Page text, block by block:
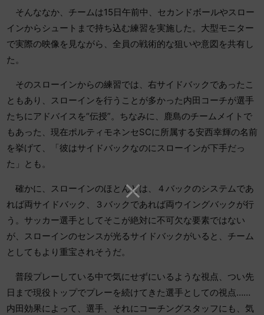
そんななか、チームは15日午前中、セカンドボールやスロー
インからシュートまで持ち込む練習を実施した。大型モニター
で実際の映像を見ながら、全員の戦術的な狙いや意図を共有し
た。
そのスローインからの練習では、右サイドバックであったこ
ともあり、スローインを行うことが多かった内田コーチが選手
たちにアドバイスを“伝授”。ちなみに、鹿島のチームメイトで
もあった、現在ポルティモネンセSCに所属する安西幸輝の名前
を挙げて、「彼はサイドバックなのにスローインが下手だっ
た」とも。
確かに、スローインのほとんどは、４バックのシステムであ
れば両サイドバック、３バックであれば両ウイングバックが行
う。サッカー選手としてそこが絶対に不可欠な要素ではない
が、スローインのセンスが光るサイドバックがいると、チーム
としてもより重宝されそうだ。
普段プレーしている中で気にせずにいるような視点、つい先
日まで現役トップでプレーを続けてきた選手としての視点……
内田効果によって、選手、それにコーチングスタッフにも、気